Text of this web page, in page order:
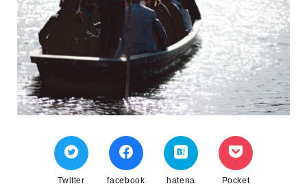
Twitter facebook hatena Pocket